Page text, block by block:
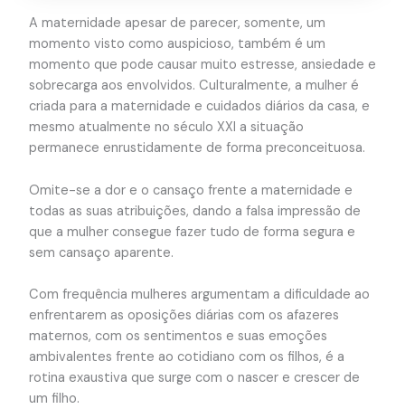
A maternidade apesar de parecer, somente, um
momento visto como auspicioso, também é um
momento que pode causar muito estresse, ansiedade e
sobrecarga aos envolvidos. Culturalmente, a mulher é
criada para a maternidade e cuidados diários da casa, e
mesmo atualmente no século XXI a situação
permanece enrustidamente de forma preconceituosa.
Omite-se a dor e o cansaço frente a maternidade e
todas as suas atribuições, dando a falsa impressão de
que a mulher consegue fazer tudo de forma segura e
sem cansaço aparente.
Com frequência mulheres argumentam a dificuldade ao
enfrentarem as oposições diárias com os afazeres
maternos, com os sentimentos e suas emoções
ambivalentes frente ao cotidiano com os filhos, é a
rotina exaustiva que surge com o nascer e crescer de
um filho.